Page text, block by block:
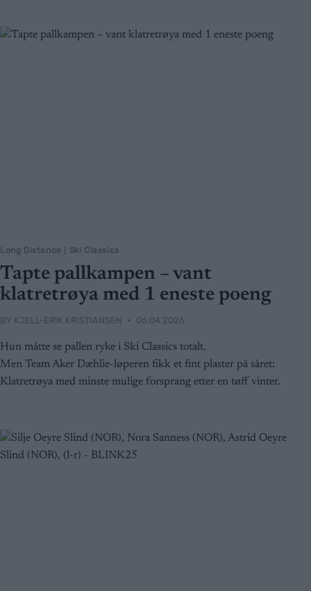
Long Distance Ski Classics
Tapte pallkampen – vant
klatretrøya med 1 eneste poeng
BY KJELL-ERIK KRISTIANSEN 06.04.2026
Hun måtte se pallen ryke i Ski Classics totalt.
Men Team Aker Dæhlie-løperen fikk et fint plaster på såret:
Klatretrøya med minste mulige forsprang etter en tøff vinter.